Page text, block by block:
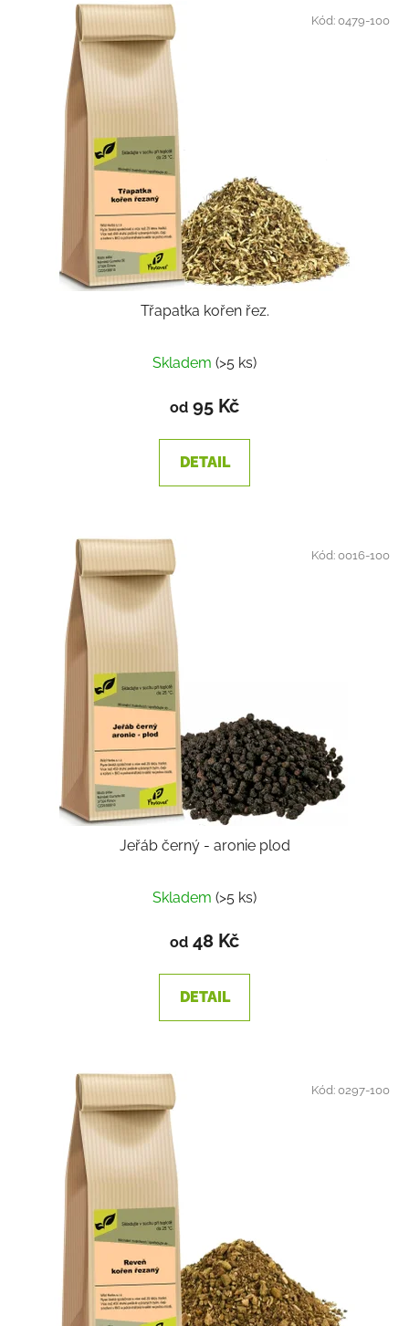
Třapatka kořen řez.
Skladem (>5 ks)
od 95 Kč
DETAIL
Kód:0479-100
Jeřáb černý - aronie plod
Skladem (>5 ks)
od 48 Kč
DETAIL
Kód:0016-100
Kód:0297-100